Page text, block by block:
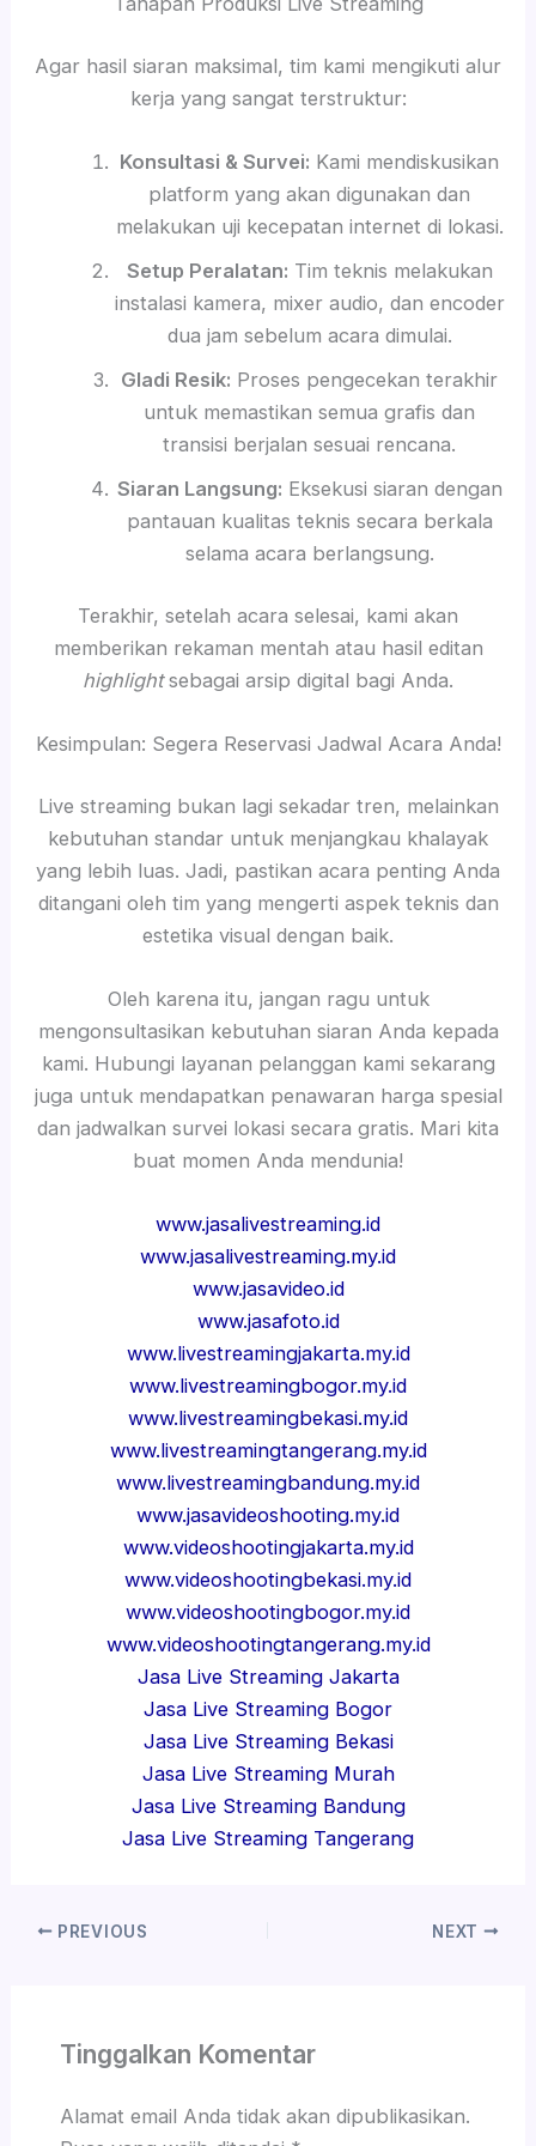
Agar hasil siaran maksimal, tim kami mengikuti alur
kerja yang sangat terstruktur:
Konsultasi & Survei: Kami mendiskusikan
platform yang akan digunakan dan
melakukan uji kecepatan internet di lokasi.
Setup Peralatan: Tim teknis melakukan
instalasi kamera, mixer audio, dan encoder
dua jam sebelum acara dimulai.
Gladi Resik: Proses pengecekan terakhir
untuk memastikan semua grafis dan
transisi berjalan sesuai rencana.
Siaran Langsung: Eksekusi siaran dengan
pantauan kualitas teknis secara berkala
selama acara berlangsung.
Terakhir, setelah acara selesai, kami akan
memberikan rekaman mentah atau hasil editan
highlightsebagai arsip digital bagi Anda.
Kesimpulan: Segera Reservasi Jadwal Acara Anda!
Live streaming bukan lagi sekadar tren, melainkan
kebutuhan standar untuk menjangkau khalayak
yang lebih luas. Jadi, pastikan acara penting Anda
ditangani oleh tim yang mengerti aspek teknis dan
estetika visual dengan baik.
Oleh karena itu, jangan ragu untuk
mengonsultasikan kebutuhan siaran Anda kepada
kami. Hubungi layanan pelanggan kami sekarang
juga untuk mendapatkan penawaran harga spesial
dan jadwalkan survei lokasi secara gratis. Mari kita
buat momen Anda mendunia!
www.jasalivestreaming.id
www.jasalivestreaming.my.id
www.jasavideo.id
www.jasafoto.id
www.livestreamingjakarta.my.id
www.livestreamingbogor.my.id
www.livestreamingbekasi.my.id
www.livestreamingtangerang.my.id
www.livestreamingbandung.my.id
www.jasavideoshooting.my.id
www.videoshootingjakarta.my.id
www.videoshootingbekasi.my.id
www.videoshootingbogor.my.id
www.videoshootingtangerang.my.id
Jasa Live Streaming Jakarta
Jasa Live Streaming Bogor
Jasa Live Streaming Bekasi
Jasa Live Streaming Murah
Jasa Live Streaming Bandung
Jasa Live Streaming Tangerang
PREVIOUS NEXT
Tinggalkan Komentar
Alamat email Anda tidak akan dipublikasikan.